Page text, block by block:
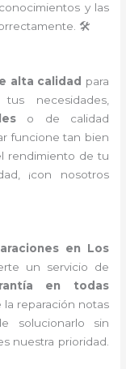
y las
🛠️
alta calidad para
necesidades,
o de calidad
funcione tan bien
rendimiento de tu
¡con nosotros
en Los
un servicio de
en todas
la reparación notas
solucionarlo sin
nuestra prioridad.